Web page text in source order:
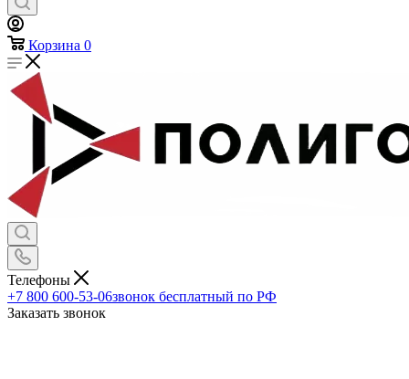
Корзина 0
Телефоны
+7 800 600-53-06звонок бесплатный по РФ
Заказать звонок